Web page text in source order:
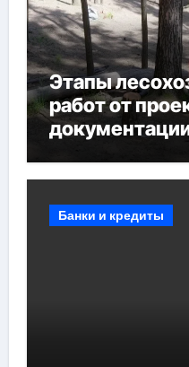
Этапы
работ от
мероприятий
Банки и кредиты